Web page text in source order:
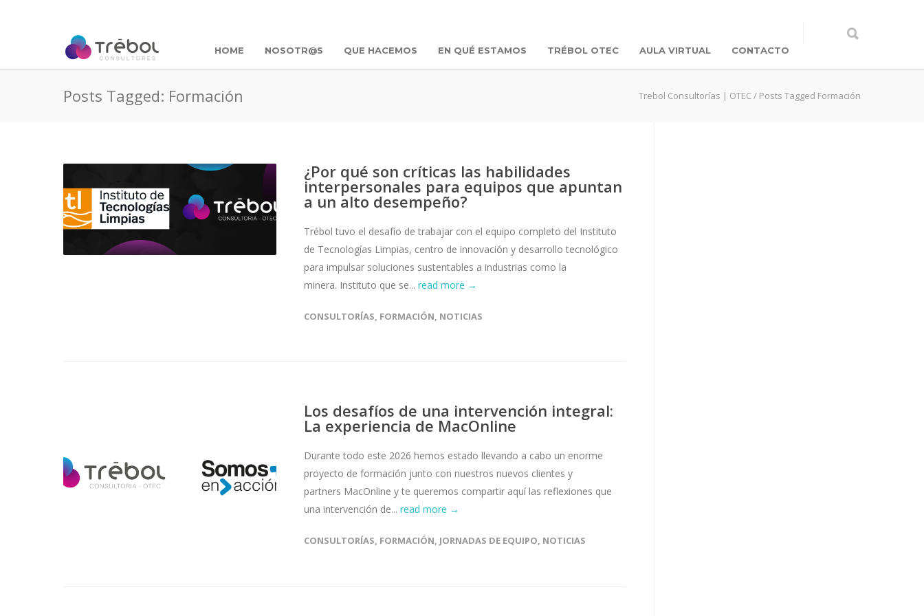
HOME NOSOTR@S QUE HACEMOS EN QUÉ ESTAMOS TRÉBOL OTEC AULA VIRTUAL CONTACTO
Posts Tagged: Formación Trebol Consultorías | OTEC/ Posts Tagged Formación
¿Por qué son críticas las habilidades
interpersonales para equipos que apuntan
a un alto desempeño?
Trébol tuvo el desafío de trabajar con el equipo completo del Instituto
de Tecnologías Limpias, centro de innovación y desarrollo tecnológico
para impulsar soluciones sustentables a industrias como la
minera. Instituto que se... read more →
CONSULTORÍAS, FORMACIÓN, NOTICIAS
Los desafíos de una intervención integral:
La experiencia de MacOnline
Durante todo este 2026 hemos estado llevando a cabo un enorme
proyecto de formación junto con nuestros nuevos clientes y
partners MacOnline y te queremos compartir aquí las reflexiones que
una intervención de... read more →
CONSULTORÍAS, FORMACIÓN, JORNADAS DE EQUIPO, NOTICIAS